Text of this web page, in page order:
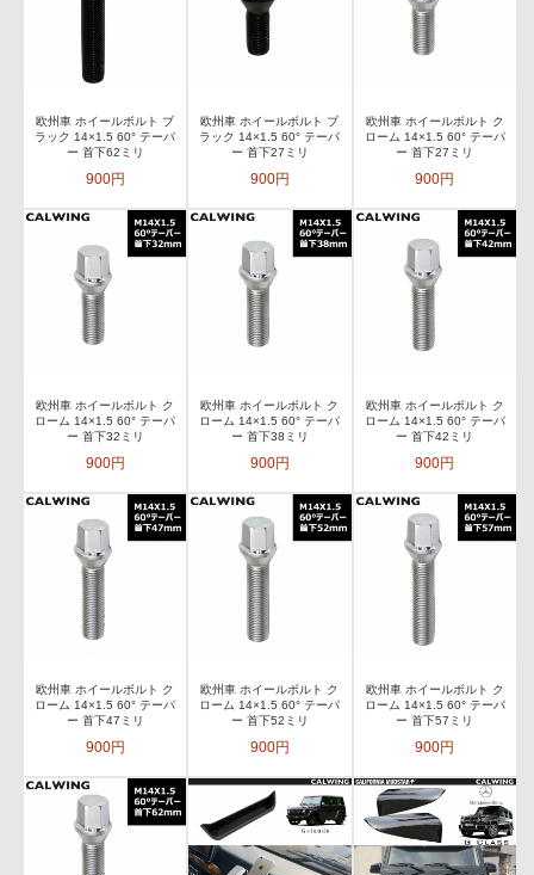
欧州車 ホイールボルト ブ
ラック 14×1.5 60° テーパ
ー 首下62ミリ
900円
欧州車 ホイールボルト ブ
ラック 14×1.5 60° テーパ
ー 首下27ミリ
900円
欧州車 ホイールボルト ク
ローム 14×1.5 60° テーパ
ー 首下27ミリ
900円
欧州車 ホイールボルト ク
ローム 14×1.5 60° テーパ
ー 首下32ミリ
900円
欧州車 ホイールボルト ク
ローム 14×1.5 60° テーパ
ー 首下38ミリ
900円
欧州車 ホイールボルト ク
ローム 14×1.5 60° テーパ
ー 首下42ミリ
900円
欧州車 ホイールボルト ク
ローム 14×1.5 60° テーパ
ー 首下47ミリ
900円
欧州車 ホイールボルト ク
ローム 14×1.5 60° テーパ
ー 首下52ミリ
900円
欧州車 ホイールボルト ク
ローム 14×1.5 60° テーパ
ー 首下57ミリ
900円